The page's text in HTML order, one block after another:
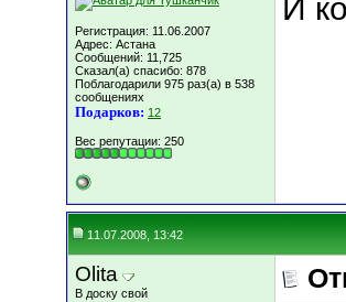
Регистрация: 11.06.2007
Адрес: Астана
Сообщений: 11,725
Сказал(а) спасибо: 878
Поблагодарили 975 раз(а) в 538
сообщениях
Подарков: 12
Вес репутации: 250
И
11.07.2008, 13:42
Olita
В доску свой